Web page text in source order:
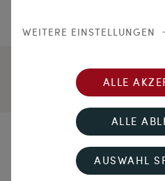
Ferdinands
WEITERE EINSTELLUNGEN
ALLE
ALLE
AUSWAHL